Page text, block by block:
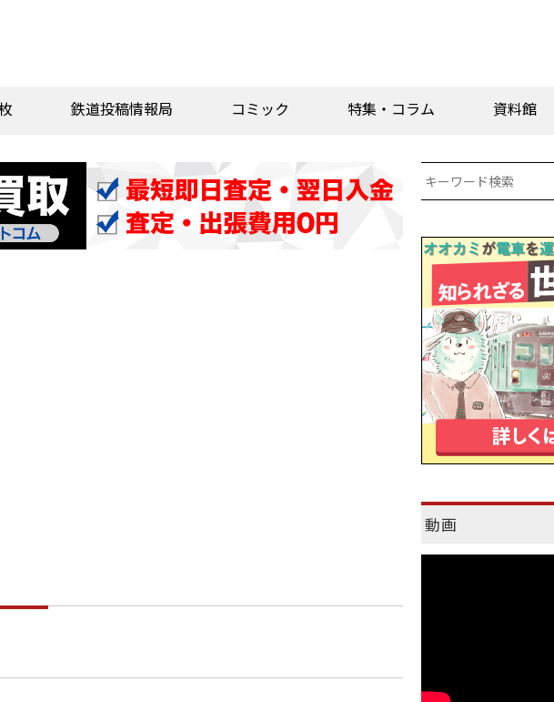
鉄道投稿情報局 コミック 特集・コラム 資料館
動画